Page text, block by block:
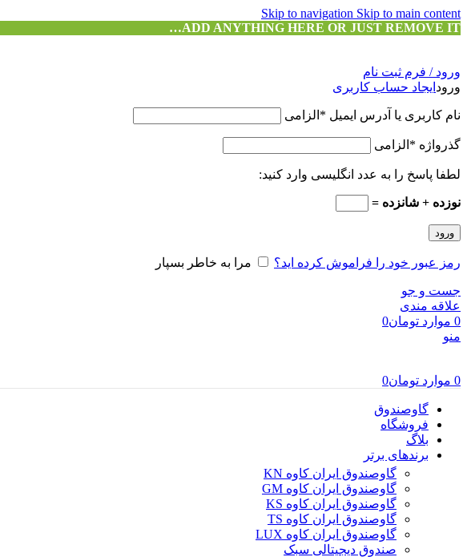
Skip to navigation Skip to main content
ADD ANYTHING HERE OR JUST REMOVE IT…
ورود / فرم ثبت نام
ورود ایجاد حساب کاربری
نام کاربری یا آدرس ایمیل * الزامی
گذرواژه * الزامی
لطفا پاسخ را به عدد انگلیسی وارد کنید:
نوزده + شانزده =
ورود
رمز عبور خود را فراموش کرده اید؟ مرا به خاطر بسپار
جست و جو
علاقه مندی
0 موارد تومان0
منو
0 موارد تومان0
گاوصندوق
فروشگاه
بلاگ
برندهای برتر
گاوصندوق ایران کاوه KN
گاوصندوق ایران کاوه GM
گاوصندوق ایران کاوه KS
گاوصندوق ایران کاوه TS
گاوصندوق ایران کاوه LUX
صندوق دیجیتالی سبک